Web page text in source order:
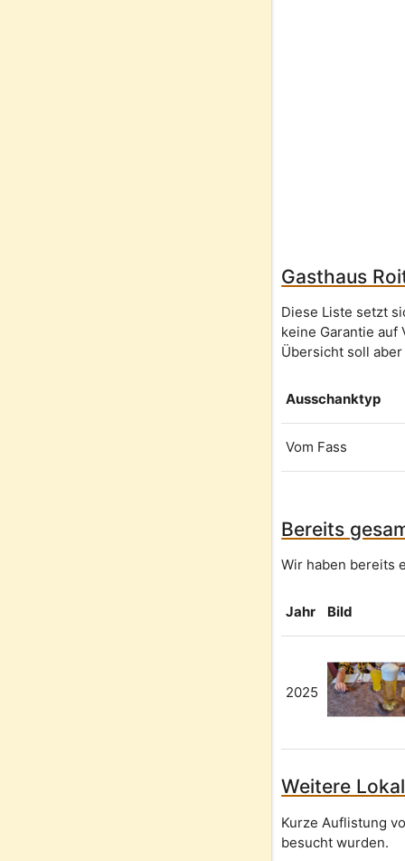
Gasthaus
Diese Liste setzt
keine Garantie
Übersicht soll
Ausschanktyp
Vom Fass
Bereits
Wir haben bereits
Jahr Bild
2025
Weitere
Kurze Auflistung
besucht wurden.